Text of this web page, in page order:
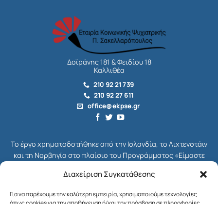
Διαχείριση Συγκατάθεσης
Για να παρέχουμε την καλύτερη εμπειρία, χρησιμοποιούμε τεχνολογίες
Δοϊράνης 181 & Φειδίου 18
Καλλιθέα
210 92 21 739
210 92 27 611
office@ekpse.gr
Το έργο χρηματοδοτήθηκε από την Ισλανδία, το Λιχτενστάιν
και τη Νορβηγία στο πλαίσιο του Προγράμματος «Είμαστε
Χρηματοδοτικού Μηχανισμού του ΕΟΧ για την Ελλάδα,
Προγράμματος ήταν το Ίδρυμα Μποδοσάκη.